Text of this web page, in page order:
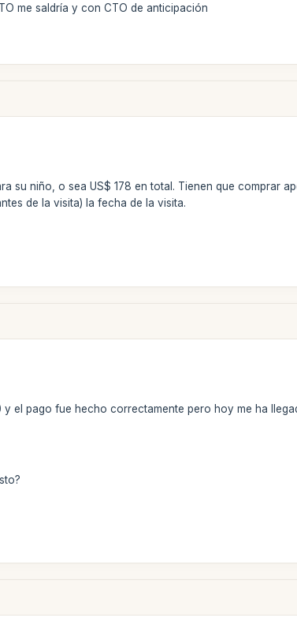
me saldría y con CTO de anticipación
su niño, o sea US$ 178 en total. Tienen que comprar
de la visita) la fecha de la visita.
el pago fue hecho correctamente pero hoy me ha